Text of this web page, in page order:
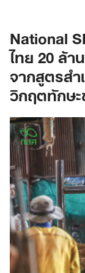
National
ไทย 20 ล้
จากสูตรสำ
วิกฤตทักษะ